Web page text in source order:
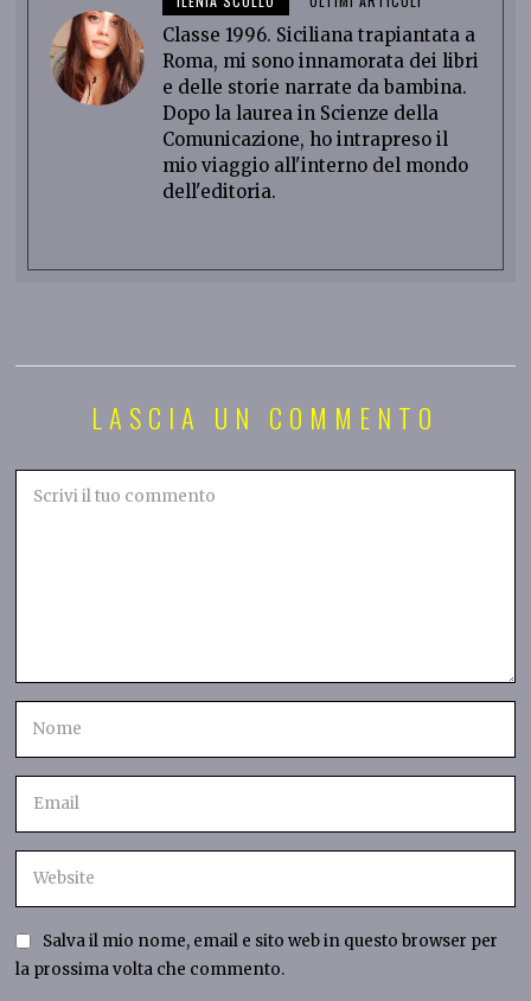
Classe 1996. Siciliana trapiantata a
Roma, mi sono innamorata dei libri
e delle storie narrate da bambina.
Dopo la laurea in Scienze della
Comunicazione, ho intrapreso il
mio viaggio all'interno del mondo
dell'editoria.
LASCIA UN COMMENTO
Salva il mio nome, email e sito web in questo browser per
la prossima volta che commento.